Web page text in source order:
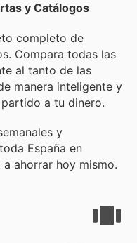
y Catálogos
completo de
Compara todas las
al tanto de las
manera inteligente y
a tu dinero.
y
España en
ahorrar hoy mismo.